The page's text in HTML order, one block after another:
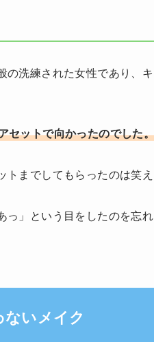
の洗練された女性であり、
セットで向かったのでした
までしてもらったのは笑え
」という目をしたのを忘れ
ないメイク